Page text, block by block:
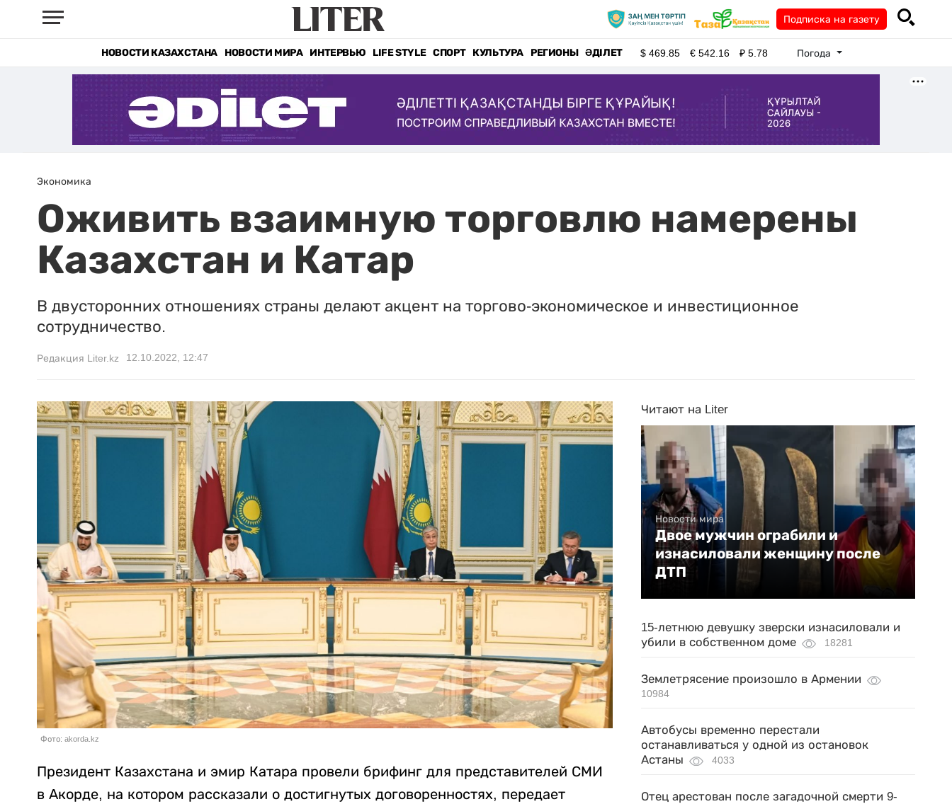
Подписка на газету
НОВОСТИ КАЗАХСТАНА НОВОСТИ МИРА ИНТЕРВЬЮ LIFE STYLE СПОРТ КУЛЬТУРА РЕГИОНЫ ӘДІЛЕТ $469.85 €542.16 ₽5.78 Погода
Экономика
Оживить взаимную торговлю намерены
Казахстан и Катар
В двусторонних отношениях страны делают акцент на торгово-экономическое и инвестиционное
сотрудничество.
Редакция Liter.kz 12.10.2022, 12:47
Фото: akorda.kz
Президент Казахстана и эмир Катара провели брифинг для представителей СМИ
в Акорде, на котором рассказали о достигнутых договоренностях, передает
Читают на Liter
Новости мира
Двое мужчин ограбили и
изнасиловали женщину после
ДТП
15-летнюю девушку зверски изнасиловали и
убили в собственном доме
18281
Землетрясение произошло в Армении
10984
Автобусы временно перестали
останавливаться у одной из остановок
Астаны
4033
Отец арестован после загадочной смерти 9-